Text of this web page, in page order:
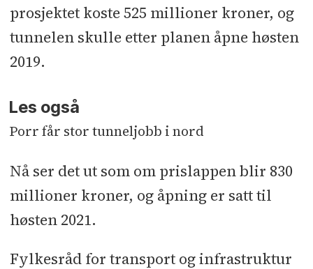
prosjektet koste 525 millioner kroner, og
tunnelen skulle etter planen åpne høsten
2019.
Les også
Porr får stor tunneljobb i nord
Nå ser det ut som om prislappen blir 830
millioner kroner, og åpning er satt til
høsten 2021.
Fylkesråd for transport og infrastruktur